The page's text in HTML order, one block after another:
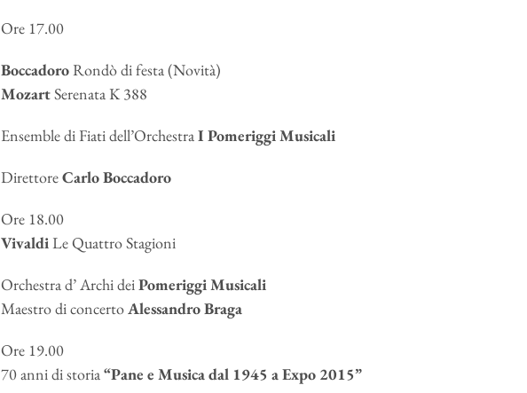
Ore 17.00
BoccadoroRondò di festa (Novità)
MozartSerenata K 388
Ensemble di Fiati dell’OrchestraI Pomeriggi Musicali
DirettoreCarlo Boccadoro
Ore 18.00
VivaldiLe Quattro Stagioni
Orchestra d’ Archi deiPomeriggi Musicali
Maestro di concertoAlessandro Braga
Ore 19.00
70 anni di storia“Pane e Musica dal 1945 a Expo 2015”